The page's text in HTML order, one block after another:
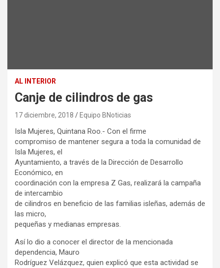
AL INTERIOR
Canje de cilindros de gas
17 diciembre, 2018 Equipo BNoticias
Isla Mujeres, Quintana Roo.- Con el firme
compromiso de mantener segura a toda la comunidad de
Isla Mujeres, el
Ayuntamiento, a través de la Dirección de Desarrollo
Económico, en
coordinación con la empresa Z Gas, realizará la campaña
de intercambio
de cilindros en beneficio de las familias isleñas, además de
las micro,
pequeñas y medianas empresas.
Así lo dio a conocer el director de la mencionada
dependencia, Mauro
Rodríguez Velázquez, quien explicó que esta actividad se